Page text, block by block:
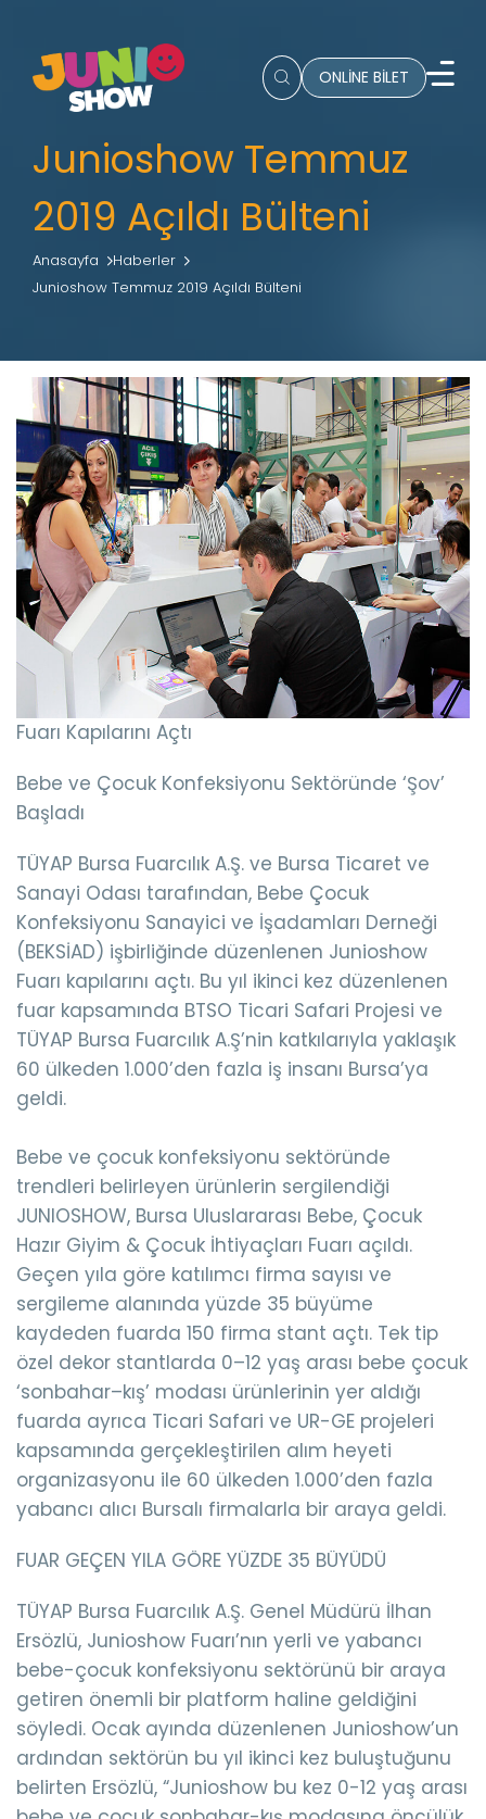
ONLİNE BİLET
Junioshow Temmuz
2019 Açıldı Bülteni
Anasayfa
Haberler
Junioshow Temmuz 2019 Açıldı Bülteni
Fuarı Kapılarını Açtı
Bebe ve Çocuk Konfeksiyonu Sektöründe ‘Şov’
Başladı
TÜYAP Bursa Fuarcılık A.Ş. ve Bursa Ticaret ve
Sanayi Odası tarafından, Bebe Çocuk
Konfeksiyonu Sanayici ve İşadamları Derneği
(BEKSİAD) işbirliğinde düzenlenen Junioshow
Fuarı kapılarını açtı. Bu yıl ikinci kez düzenlenen
fuar kapsamında BTSO Ticari Safari Projesi ve
TÜYAP Bursa Fuarcılık A.Ş’nin katkılarıyla yaklaşık
60 ülkeden 1.000’den fazla iş insanı Bursa’ya
geldi.
Bebe ve çocuk konfeksiyonu sektöründe
trendleri belirleyen ürünlerin sergilendiği
JUNIOSHOW, Bursa Uluslararası Bebe, Çocuk
Hazır Giyim & Çocuk İhtiyaçları Fuarı açıldı.
Geçen yıla göre katılımcı firma sayısı ve
sergileme alanında yüzde 35 büyüme
kaydeden fuarda 150 firma stant açtı. Tek tip
özel dekor stantlarda 0–12 yaş arası bebe çocuk
‘sonbahar–kış’ modası ürünlerinin yer aldığı
fuarda ayrıca Ticari Safari ve UR-GE projeleri
kapsamında gerçekleştirilen alım heyeti
organizasyonu ile 60 ülkeden 1.000’den fazla
yabancı alıcı Bursalı firmalarla bir araya geldi.
FUAR GEÇEN YILA GÖRE YÜZDE 35 BÜYÜDÜ
TÜYAP Bursa Fuarcılık A.Ş. Genel Müdürü İlhan
Ersözlü, Junioshow Fuarı’nın yerli ve yabancı
bebe-çocuk konfeksiyonu sektörünü bir araya
getiren önemli bir platform haline geldiğini
söyledi. Ocak ayında düzenlenen Junioshow’un
ardından sektörün bu yıl ikinci kez buluştuğunu
belirten Ersözlü, “Junioshow bu kez 0-12 yaş arası